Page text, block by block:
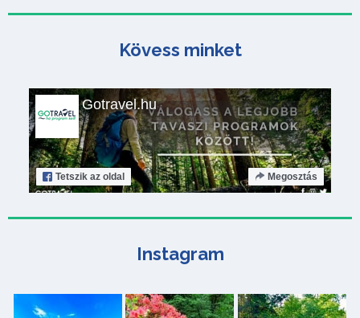
Kövess minket
Gotravel.hu
Tetszik az oldal Megosztás
Instagram